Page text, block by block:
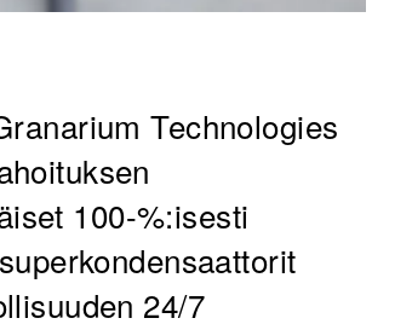
Technologies
100-%:isesti
24/7